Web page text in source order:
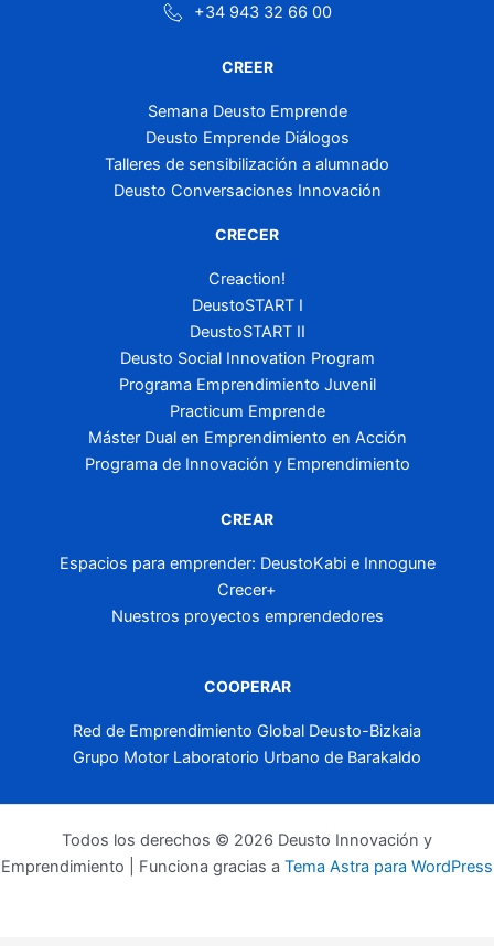
+34 943 32 66 00
CREER
Semana Deusto Emprende
Deusto Emprende Diálogos
Talleres de sensibilización a alumnado
Deusto Conversaciones Innovación
CRECER
Creaction!
DeustoSTART I
DeustoSTART II
Deusto Social Innovation Program
Programa Emprendimiento Juvenil
Practicum Emprende
Máster Dual en Emprendimiento en Acción
Programa de Innovación y Emprendimiento
CREAR
Espacios para emprender: DeustoKabi e Innogune
Crecer+
Nuestros proyectos emprendedores
COOPERAR
Red de Emprendimiento Global Deusto-Bizkaia
Grupo Motor Laboratorio Urbano de Barakaldo
Todos los derechos © 2026 Deusto Innovación y
Emprendimiento | Funciona gracias a Tema Astra para WordPress